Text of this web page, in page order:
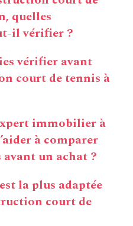
quelles
il vérifier ?
vérifier avant
court de tennis à
immobilier à
à comparer
un achat ?
la plus adaptée
court de